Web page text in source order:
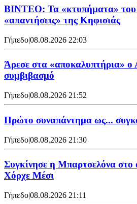
ΒΙΝΤΕΟ: Τα «κτυπήματα»
«απαντήσεις» της Κηφισιάς
Γήπεδο|08.08.2026 22:03
Άρεσε στα «αποκαλυπτήρια»
συμβιβασμό
Γήπεδο|08.08.2026 21:52
Πρώτο συναπάντημα ως...
Γήπεδο|08.08.2026 21:30
Συγκίνησε η Μπαρτσελόνα στο
Χόρχε Μέσι
Γήπεδο|08.08.2026 21:11